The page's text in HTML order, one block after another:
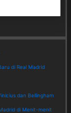
di Real Madrid
dan Bellingham
di Menit-menit